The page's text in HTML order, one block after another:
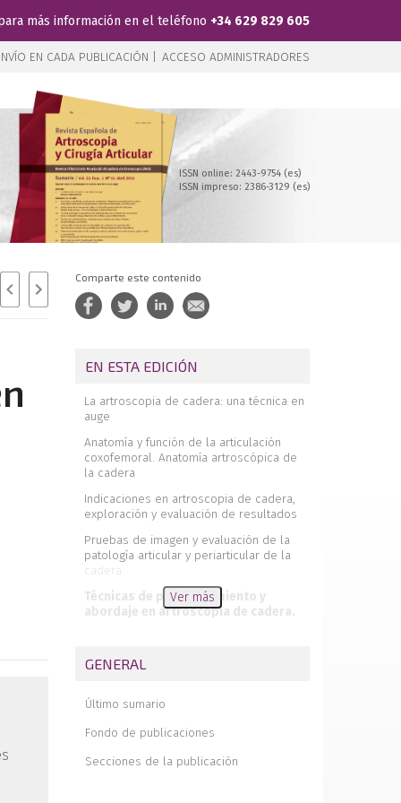
más información en el teléfono +34 629 829 605
EN CADA PUBLICACIÓN | ACCESO ADMINISTRADORES
ISSN online: 2443-9754 (es)
ISSN impreso: 2386-3129 (es)
Comparte este contenido
EN ESTA EDICIÓN
La artroscopia de cadera: una técnica en
auge
Anatomía y función de la articulación
coxofemoral. Anatomía artroscópica de
la cadera
Indicaciones en artroscopia de cadera,
exploración y evaluación de resultados
Pruebas de imagen y evaluación de la
patología articular y periarticular de la
Técnicas de posicionamiento y
abordaje en artroscopia de cadera.
vascularización y técnicas de
Tratamiento endoscópico de la patología
tendinosa alrededor de la cadera: psoas,
glúteo medio e isquiotibiales
Artroscopia de cadera en patología
Ver más
GENERAL
Último sumario
Fondo de publicaciones
Secciones de la publicación